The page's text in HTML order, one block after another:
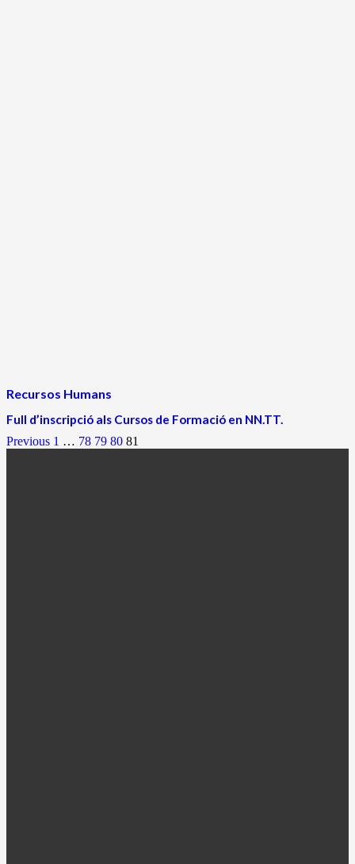
Recursos Humans
Full d’inscripció als Cursos de Formació en NN.TT.
Previous 1 … 78 79 80 81